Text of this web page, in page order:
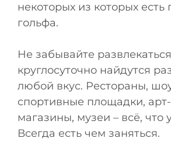
некоторых из которых есть
гольфа.
Не забывайте
круглосуточно найдутся
любой вкус. Рестораны,
спортивные площадки,
магазины, музеи – всё, что
Всегда есть чем заняться.